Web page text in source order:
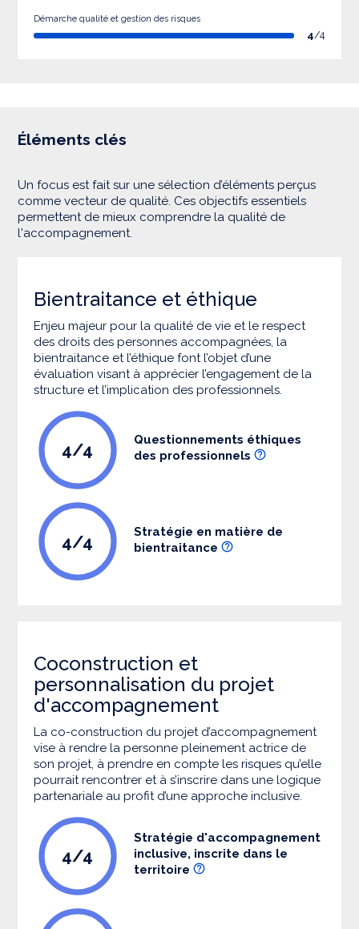
Démarche qualité et gestion des risques
4/4
Éléments clés
Un focus est fait sur une sélection d’éléments perçus
comme vecteur de qualité. Ces objectifs essentiels
permettent de mieux comprendre la qualité de
l'accompagnement.
Bientraitance et éthique
Enjeu majeur pour la qualité de vie et le respect
des droits des personnes accompagnées, la
bientraitance et l’éthique font l’objet d’une
évaluation visant à apprécier l’engagement de la
structure et l’implication des professionnels.
4/4
Questionnements éthiques
des professionnels
4/4
Stratégie en matière de
bientraitance
Coconstruction et
personnalisation du projet
d'accompagnement
La co-construction du projet d’accompagnement
vise à rendre la personne pleinement actrice de
son projet, à prendre en compte les risques qu’elle
pourrait rencontrer et à s’inscrire dans une logique
partenariale au profit d’une approche inclusive.
4/4
Stratégie d'accompagnement
inclusive, inscrite dans le
territoire